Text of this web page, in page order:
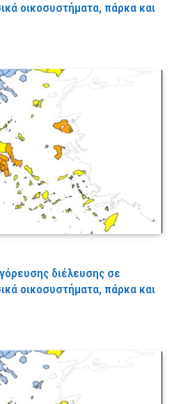
οικοσυστήματα, πάρκα και
διέλευσης σε
οικοσυστήματα, πάρκα και